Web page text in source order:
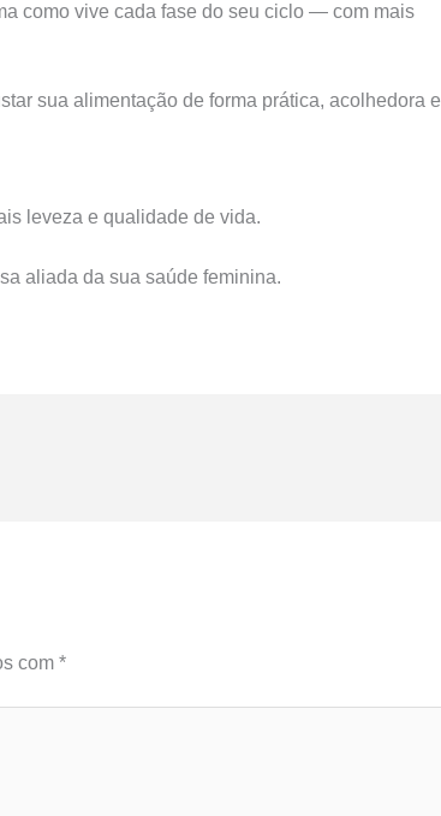
como vive cada fase do seu ciclo — com mais
sua alimentação de forma prática, acolhedora e
leveza e qualidade de vida.
aliada da sua saúde feminina.
com *